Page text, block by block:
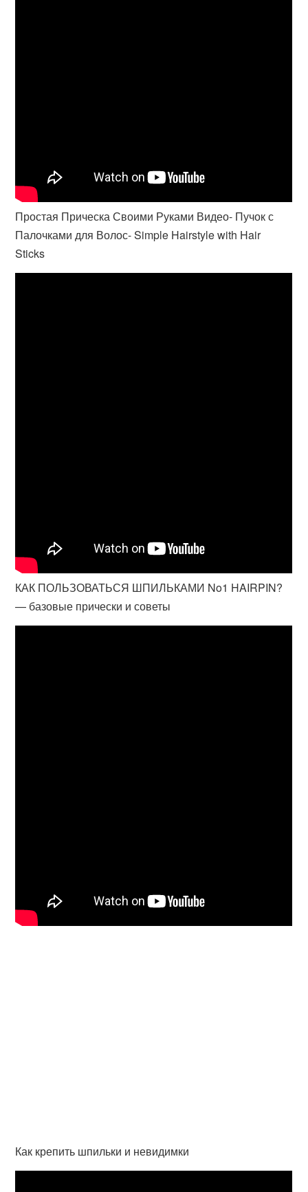
Простая Прическа Своими Руками Видео- Пучок с
Палочками для Волос- Simple Hairstyle with Hair
Sticks
КАК ПОЛЬЗОВАТЬСЯ ШПИЛЬКАМИ No1 HAIRPIN?
— базовые прически и советы
Как крепить шпильки и невидимки